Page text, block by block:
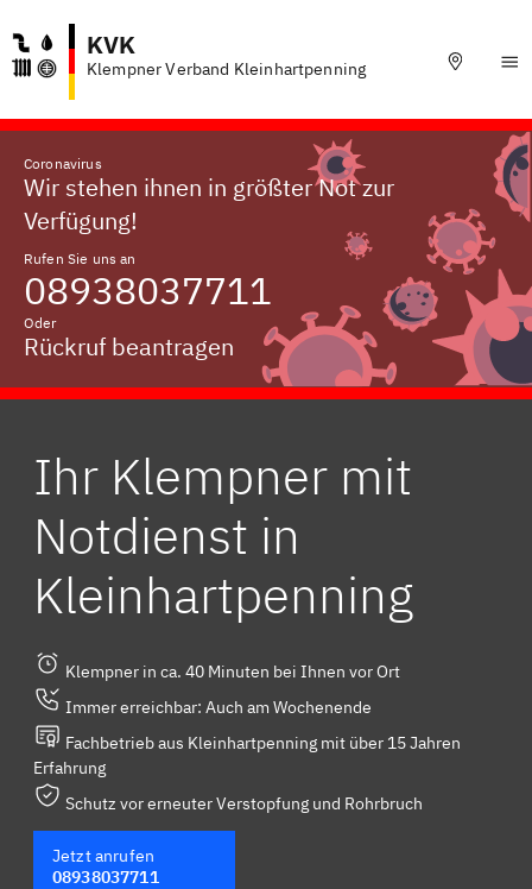
KVK
Klempner Verband Kleinhartpenning
Coronavirus
Wir stehen ihnen in größter Not zur
Verfügung!
Rufen Sie uns an
08938037711
Oder
Rückruf beantragen
Ihr Klempner mit
Notdienst in
Kleinhartpenning
Klempner in ca. 40 Minuten bei Ihnen vor Ort
Immer erreichbar: Auch am Wochenende
Fachbetrieb aus Kleinhartpenning mit über 15 Jahren
Erfahrung
Schutz vor erneuter Verstopfung und Rohrbruch
Jetzt anrufen
08938037711